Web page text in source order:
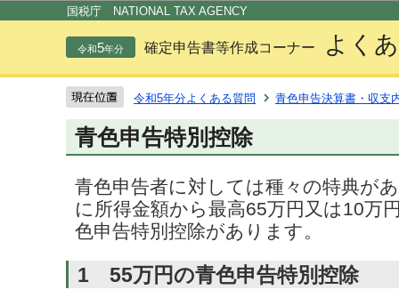
国税庁 NATIONAL TAX AGENCY
令和5年分 確定申告書等作成コーナー よく
令和5年分よくある質問 青色申告決算書・収支
青色申告特別控除
青色申告者に対しては種々の特典が
に所得金額から最高65万円又は10万
色申告特別控除があります。
1 55万円の青色申告特別控除